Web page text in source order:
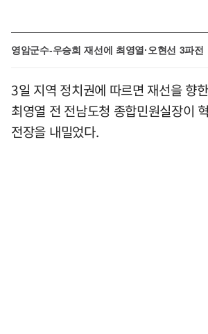
영암군수-우승희 재선에 최영열·오현선 3파전
3일 지역 정치권에 따르면 재선을 향
최영열 전 전남도청 종합민원실장이
전장을 내밀었다.